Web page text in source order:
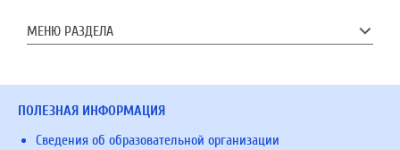
МЕНЮ РАЗДЕЛА
ПОЛЕЗНАЯ ИНФОРМАЦИЯ
Сведения об образовательной организации